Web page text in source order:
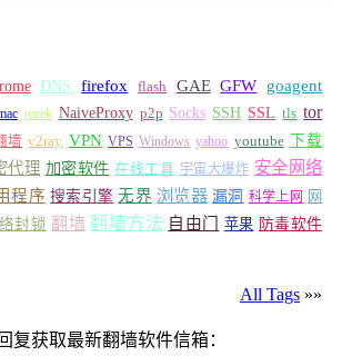
DNS firefox flash GAE GFW
goagent
meek NaiveProxy p2p Socks SSH SSL tls tor
墙 v2ray VPN VPS Windows yahoo youtube 下载
代理 加密软件 在线工具 宇宙大爆炸 安全网络
程序 搜索引擎 无界 浏览器 漏洞 科学上网 网
封锁 翻墙 翻墙方法 自由门 苹果 防毒软件
All Tags »»
复获取最新翻墙软件信箱：